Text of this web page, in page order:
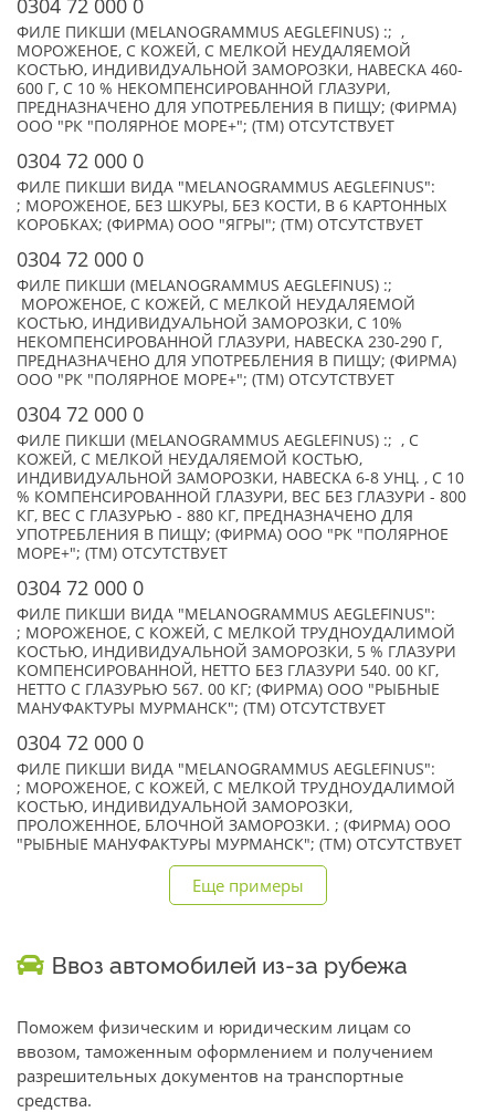
0304 72 000 0
ФИЛЕ ПИКШИ (MELANOGRAMMUS AEGLEFINUS) :; ,
МОРОЖЕНОЕ, С КОЖЕЙ, С МЕЛКОЙ НЕУДАЛЯЕМОЙ
КОСТЬЮ, ИНДИВИДУАЛЬНОЙ ЗАМОРОЗКИ, НАВЕСКА 460-
600 Г, С 10 % НЕКОМПЕНСИРОВАННОЙ ГЛАЗУРИ,
ПРЕДНАЗНАЧЕНО ДЛЯ УПОТРЕБЛЕНИЯ В ПИЩУ; (ФИРМА)
ООО "РК "ПОЛЯРНОЕ МОРЕ+"; (TM) ОТСУТСТВУЕТ
0304 72 000 0
ФИЛЕ ПИКШИ ВИДА "MELANOGRAMMUS AEGLEFINUS":
; МОРОЖЕНОЕ, БЕЗ ШКУРЫ, БЕЗ КОСТИ, В 6 КАРТОННЫХ
КОРОБКАХ; (ФИРМА) ООО "ЯГРЫ"; (TM) ОТСУТСТВУЕТ
0304 72 000 0
ФИЛЕ ПИКШИ (MELANOGRAMMUS AEGLEFINUS) :;
МОРОЖЕНОЕ, С КОЖЕЙ, С МЕЛКОЙ НЕУДАЛЯЕМОЙ
КОСТЬЮ, ИНДИВИДУАЛЬНОЙ ЗАМОРОЗКИ, С 10%
НЕКОМПЕНСИРОВАННОЙ ГЛАЗУРИ, НАВЕСКА 230-290 Г,
ПРЕДНАЗНАЧЕНО ДЛЯ УПОТРЕБЛЕНИЯ В ПИЩУ; (ФИРМА)
ООО "РК "ПОЛЯРНОЕ МОРЕ+"; (TM) ОТСУТСТВУЕТ
0304 72 000 0
ФИЛЕ ПИКШИ (MELANOGRAMMUS AEGLEFINUS) :; , С
КОЖЕЙ, С МЕЛКОЙ НЕУДАЛЯЕМОЙ КОСТЬЮ,
ИНДИВИДУАЛЬНОЙ ЗАМОРОЗКИ, НАВЕСКА 6-8 УНЦ. , С 10
% КОМПЕНСИРОВАННОЙ ГЛАЗУРИ, ВЕС БЕЗ ГЛАЗУРИ - 800
КГ, ВЕС С ГЛАЗУРЬЮ - 880 КГ, ПРЕДНАЗНАЧЕНО ДЛЯ
УПОТРЕБЛЕНИЯ В ПИЩУ; (ФИРМА) ООО "РК "ПОЛЯРНОЕ
МОРЕ+"; (TM) ОТСУТСТВУЕТ
0304 72 000 0
ФИЛЕ ПИКШИ ВИДА "MELANOGRAMMUS AEGLEFINUS":
; МОРОЖЕНОЕ, С КОЖЕЙ, С МЕЛКОЙ ТРУДНОУДАЛИМОЙ
КОСТЬЮ, ИНДИВИДУАЛЬНОЙ ЗАМОРОЗКИ, 5 % ГЛАЗУРИ
КОМПЕНСИРОВАННОЙ, НЕТТО БЕЗ ГЛАЗУРИ 540. 00 КГ,
НЕТТО С ГЛАЗУРЬЮ 567. 00 КГ; (ФИРМА) ООО "РЫБНЫЕ
МАНУФАКТУРЫ МУРМАНСК"; (TM) ОТСУТСТВУЕТ
0304 72 000 0
ФИЛЕ ПИКШИ ВИДА "MELANOGRAMMUS AEGLEFINUS":
; МОРОЖЕНОЕ, С КОЖЕЙ, С МЕЛКОЙ ТРУДНОУДАЛИМОЙ
КОСТЬЮ, ИНДИВИДУАЛЬНОЙ ЗАМОРОЗКИ,
ПРОЛОЖЕННОЕ, БЛОЧНОЙ ЗАМОРОЗКИ. ; (ФИРМА) ООО
"РЫБНЫЕ МАНУФАКТУРЫ МУРМАНСК"; (TM) ОТСУТСТВУЕТ
Еще примеры
Ввоз автомобилей из-за рубежа
Поможем физическим и юридическим лицам со
ввозом, таможенным оформлением и получением
разрешительных документов на транспортные
средства.